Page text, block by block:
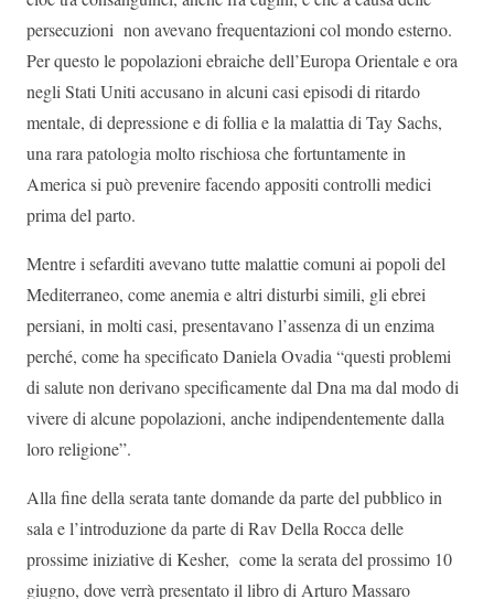
persecuzioni non avevano frequentazioni col mondo esterno.
Per questo le popolazioni ebraiche dell’Europa Orientale e ora
negli Stati Uniti accusano in alcuni casi episodi di ritardo
mentale, di depressione e di follia e la malattia di Tay Sachs,
una rara patologia molto rischiosa che fortuntamente in
America si può prevenire facendo appositi controlli medici
prima del parto.
Mentre i sefarditi avevano tutte malattie comuni ai popoli del
Mediterraneo, come anemia e altri disturbi simili, gli ebrei
persiani, in molti casi, presentavano l’assenza di un enzima
perché, come ha specificato Daniela Ovadia “questi problemi
di salute non derivano specificamente dal Dna ma dal modo di
vivere di alcune popolazioni, anche indipendentemente dalla
loro religione”.
Alla fine della serata tante domande da parte del pubblico in
sala e l’introduzione da parte di Rav Della Rocca delle
prossime iniziative di Kesher, come la serata del prossimo 10
giugno, dove verrà presentato il libro di Arturo Massaro